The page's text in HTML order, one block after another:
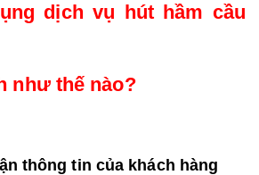
dịch vụ hút hầm cầu
như thế nào?
thông tin của khách hàng